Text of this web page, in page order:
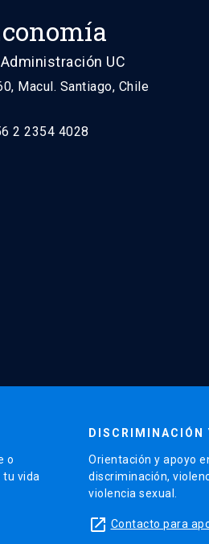
UC
Macul. Santiago, Chile
2 2354 4028
o
tu vida
DISCRIMINACIÓN
Orientación y apoyo
discriminación,
violencia sexual.
launch Contacto para